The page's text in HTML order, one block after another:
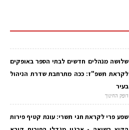
שלושה מנהלים חדשים לבתי הספר באופקים
לקראת תשפ"ז: ככה מתרחבת שדרת הניהול
בעיר
דופק החינוך
שפע פרי לקראת חגי תשרי: עונת קטיף פירות